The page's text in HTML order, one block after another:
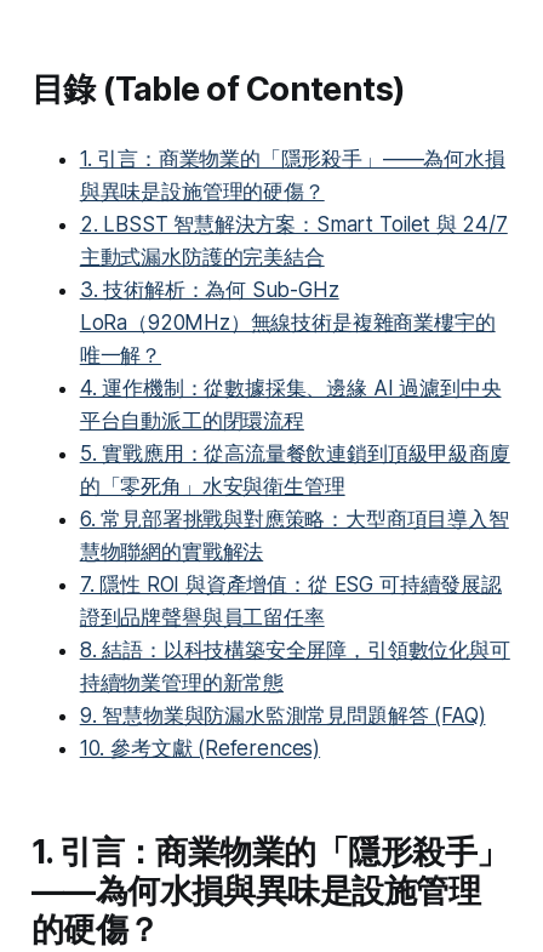
目錄 (Table of Contents)
1. 引言：商業物業的「隱形殺手」——為何水損
與異味是設施管理的硬傷？
2. LBSST 智慧解決方案：Smart Toilet 與 24/7
主動式漏水防護的完美結合
3. 技術解析：為何 Sub-GHz
LoRa（920MHz）無線技術是複雜商業樓宇的
唯一解？
4. 運作機制：從數據採集、邊緣 AI 過濾到中央
平台自動派工的閉環流程
5. 實戰應用：從高流量餐飲連鎖到頂級甲級商廈
的「零死角」水安與衛生管理
6. 常見部署挑戰與對應策略：大型商項目導入智
慧物聯網的實戰解法
7. 隱性 ROI 與資產增值：從 ESG 可持續發展認
證到品牌聲譽與員工留任率
8. 結語：以科技構築安全屏障，引領數位化與可
持續物業管理的新常態
9. 智慧物業與防漏水監測常見問題解答 (FAQ)
10. 參考文獻 (References)
1. 引言：商業物業的「隱形殺手」
——為何水損與異味是設施管理
的硬傷？